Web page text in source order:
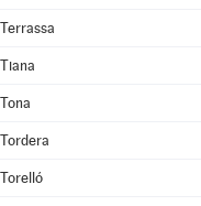
Terrassa
Tiana
Tona
Tordera
Torelló